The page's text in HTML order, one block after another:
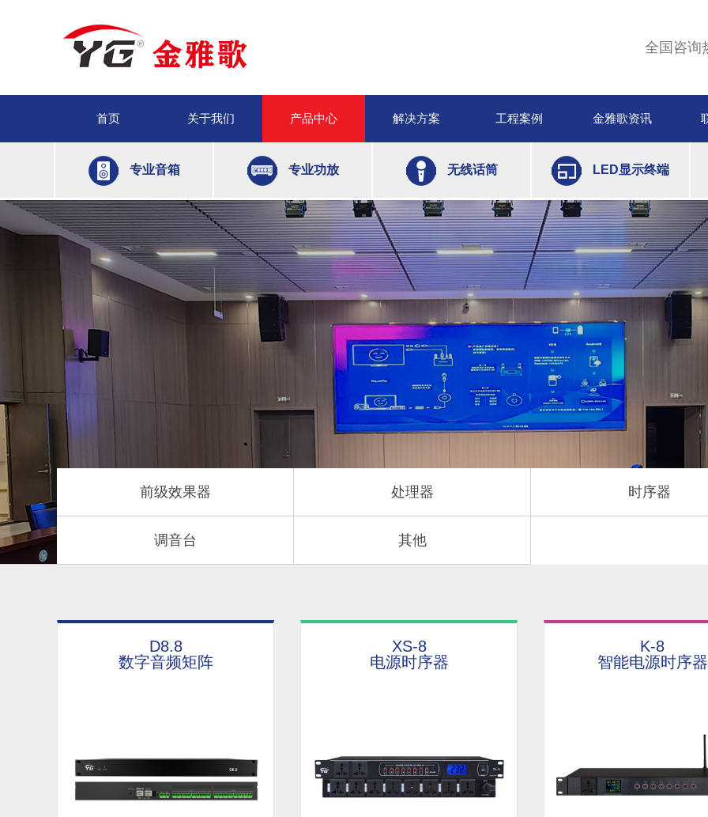
全国咨询
首页 关于我们 产品中心 解决方案 工程案例 金雅歌资讯
专业音箱 专业功放 无线话筒 LED显示终端
前级效果器 处理器 时序器
调音台 其他
D8.8
数字音频矩阵
XS-8
电源时序器
K-8
智能电源时序器